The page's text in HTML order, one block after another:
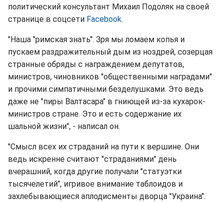
политический консультант Михаил Подоляк на своей
странице в соцсети Facebook.
"Наша "римская знать". Зря мы ломаем копья и
пускаем раздражительный дым из ноздрей, созерцая
странные обряды с награждением депутатов,
министров, чиновников "общественными наградами"
и прочими симпатичными безделушками. Это ведь
даже не "пиры Валтасара" в гниющей из-за кухарок-
министров стране. Это и есть содержание их
шальной жизни", - написал он.
"Смысл всех их страданий на пути к вершине. Они
ведь искренне считают "страданиями" день
вчерашний, когда другие получали "статуэтки
тысячелетий", игривое внимание таблоидов и
захлебывающиеся аплодисменты дворца "Украина".